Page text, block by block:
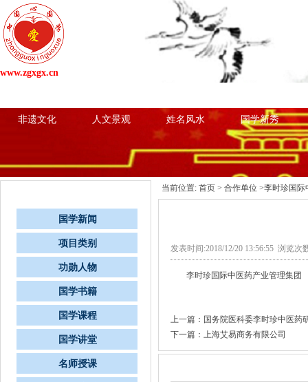
非遗文化 人文景观 姓名风水 国学新秀
www.zgxgx.cn
国学新闻
项目类别
功勋人物
国学书籍
国学课程
国学讲堂
名师授课
当前位置: 首页 > 合作单位 >李时珍国际
发表时间:2018/12/20 13:56:55 浏览次
李时珍国际中医药产业管理集团
上一篇： 国务院医科委李时珍中医药
下一篇： 上海艾易商务有限公司